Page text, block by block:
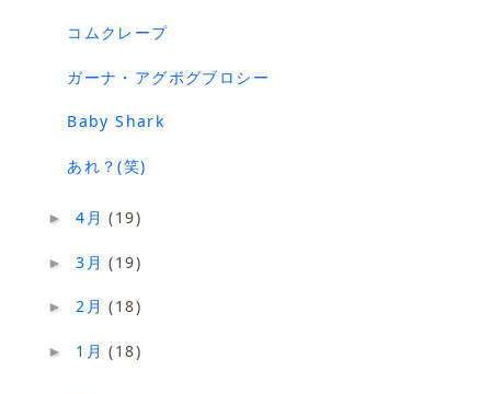
コムクレープ
ガーナ・アグボグブロシー
Baby Shark
あれ？(笑)
►4月(19)
►3月(19)
►2月(18)
► 1月(18)